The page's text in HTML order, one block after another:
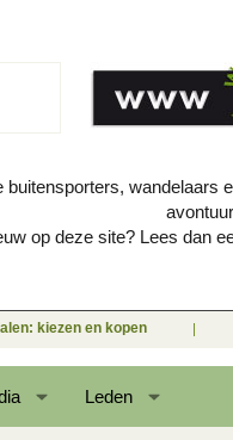
op deze site? Lees dan
kiezen en kopen
Leden